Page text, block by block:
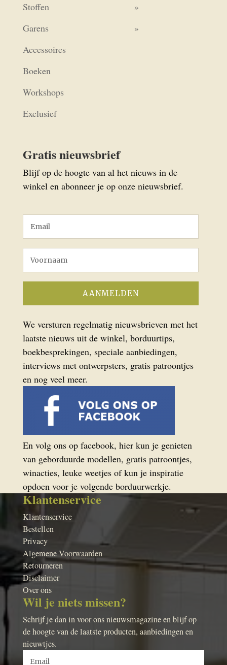
Stoffen
Garens
Accessoires
Boeken
Workshops
Exclusief
Gratis nieuwsbrief
Blijf op de hoogte van al het nieuws in de
winkel en abonneer je op onze nieuwsbrief.
We versturen regelmatig nieuwsbrieven met het
laatste nieuws uit de winkel, borduurtips,
boekbesprekingen, speciale aanbiedingen,
interviews met ontwerpsters, gratis patroontjes
en nog veel meer.
En volg ons op facebook, hier kun je genieten
van geborduurde modellen, gratis patroontjes,
winacties, leuke weetjes of kun je inspiratie
opdoen voor je volgende borduurwerkje.
Klantenservice
Klantenservice
Bestellen
Privacy
Algemene Voorwaarden
Retourneren
Disclaimer
Over ons
Wil je niets missen?
Schrijf je dan in voor ons nieuwsmagazine en blijf op
de hoogte van de laatste producten, aanbiedingen en
nieuwtjes.